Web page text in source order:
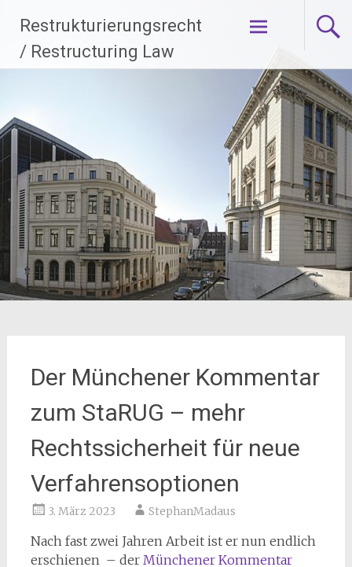
Inhalt
springen
Restrukturierungsrecht
/ Restructuring Law
Der Münchener Kommentar
zum StaRUG – mehr
Rechtssicherheit für neue
Verfahrensoptionen
3. März 2023 StephanMadaus
Nach fast zwei Jahren Arbeit ist er nun endlich
erschienen – der Münchener Kommentar